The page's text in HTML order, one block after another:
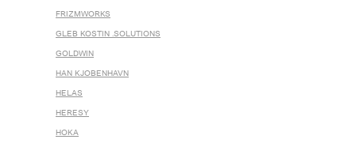
FRIZMWORKS
GLEB KOSTIN .SOLUTIONS
GOLDWIN
HAN KJOBENHAVN
HELAS
HERESY
HOKA